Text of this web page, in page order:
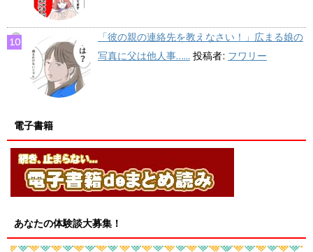
「彼の親の連絡先を教えなさい！」広まる娘の
写真に父は他人事…... 投稿者: フワリー
電子書籍
あなたの体験談大募集！